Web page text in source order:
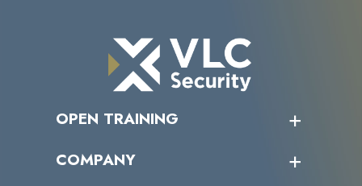
OPEN TRAINING
受講者の声
COMPANY